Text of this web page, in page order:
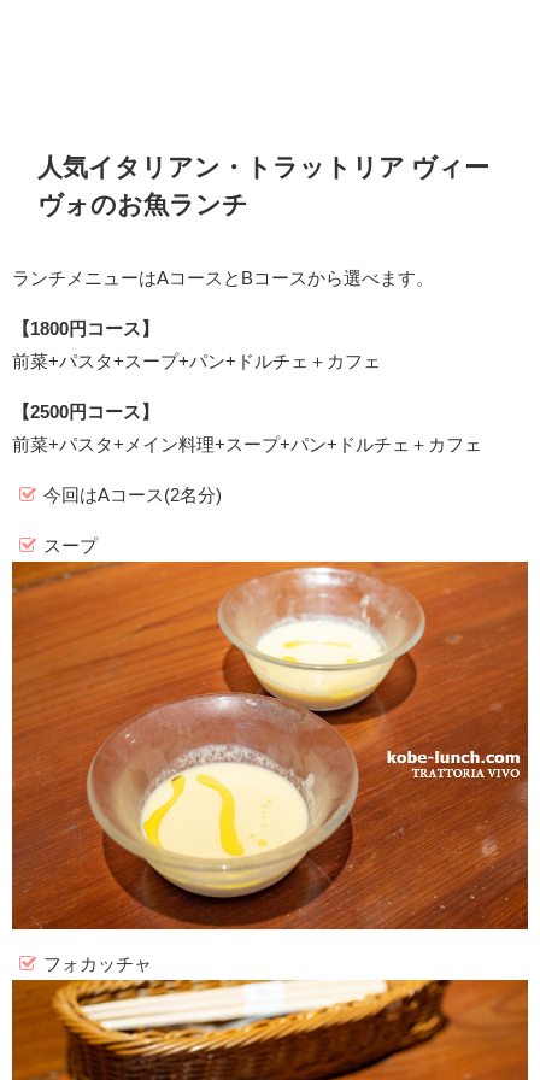
人気イタリアン・トラットリア ヴィー
ヴォのお魚ランチ
ランチメニューはAコースとBコースから選べます。
【1800円コース】
前菜+パスタ+スープ+パン+ドルチェ＋カフェ
【2500円コース】
前菜+パスタ+メイン料理+スープ+パン+ドルチェ＋カフェ
今回はAコース(2名分)
スープ
フォカッチャ